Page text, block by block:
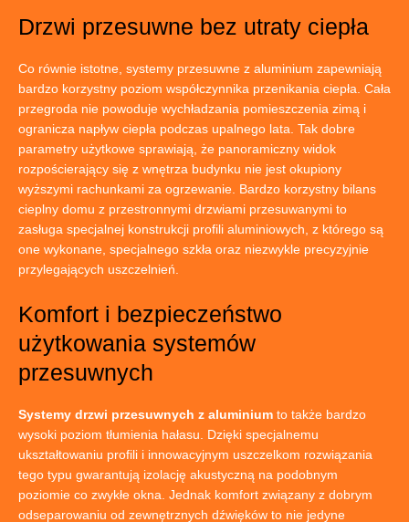
Drzwi przesuwne bez utraty ciepła
Co równie istotne, systemy przesuwne z aluminium zapewniają
bardzo korzystny poziom współczynnika przenikania ciepła. Cała
przegroda nie powoduje wychładzania pomieszczenia zimą i
ogranicza napływ ciepła podczas upalnego lata. Tak dobre
parametry użytkowe sprawiają, że panoramiczny widok
rozpościerający się z wnętrza budynku nie jest okupiony
wyższymi rachunkami za ogrzewanie. Bardzo korzystny bilans
cieplny domu z przestronnymi drzwiami przesuwanymi to
zasługa specjalnej konstrukcji profili aluminiowych, z którego są
one wykonane, specjalnego szkła oraz niezwykle precyzyjnie
przylegających uszczelnień.
Komfort i bezpieczeństwo
użytkowania systemów
przesuwnych
Systemy drzwi przesuwnych z aluminium to także bardzo
wysoki poziom tłumienia hałasu. Dzięki specjalnemu
ukształtowaniu profili i innowacyjnym uszczelkom rozwiązania
tego typu gwarantują izolację akustyczną na podobnym
poziomie co zwykłe okna. Jednak komfort związany z dobrym
odseparowaniu od zewnętrznych dźwięków to nie jedyne